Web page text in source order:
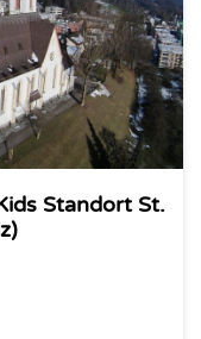
Standort St.